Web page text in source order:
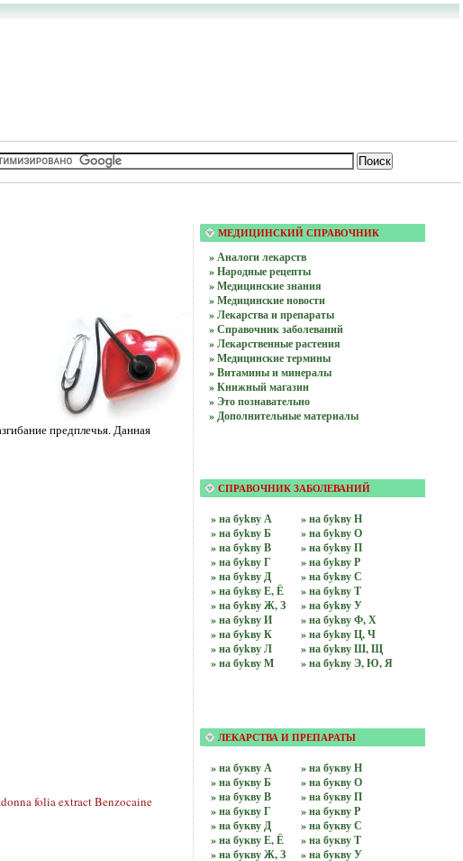
предплечья. Данная
folia extract Benzocaine
МЕДИЦИНСКИЙ СПРАВОЧНИК
» Аналоги лекарств
» Народные рецепты
» Медицинские знания
» Медицинские новости
» Лекарства и препараты
» Справочник заболеваний
» Лекарственные растения
» Медицинские термины
» Витамины и минералы
» Книжный магазин
» Это познавательно
» Дополнительные материалы
СПРАВОЧНИК ЗАБОЛЕВАНИЙ
» на буkву А
» на буkву Б
» на буkву В
» на буkву Г
» на буkву Д
» на буkву Е, Ё
» на буkву Ж, З
» на буkву И
» на буkву К
» на буkву Л
» на буkву М
» на буkву Н
» на буkву О
» на буkву П
» на буkву Р
» на буkву С
» на буkву Т
» на буkву У
» на буkву Ф, Х
» на буkву Ц, Ч
» на буkву Ш, Щ
» на буkву Э, Ю, Я
ЛЕКАРСТВА И ПРЕПАРАТЫ
» нa букву А
» нa букву Б
» нa букву В
» нa букву Г
» нa букву Д
» нa букву Е, Ё
» нa букву Ж, З
» нa букву Н
» нa букву О
» нa букву П
» нa букву Р
» нa букву С
» нa букву Т
» нa букву У